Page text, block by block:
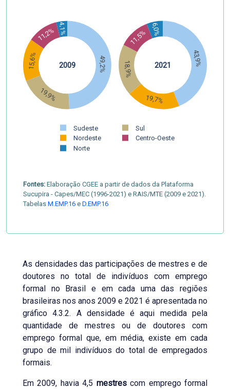
49,2%
19,9%
15,6%
11,2%4,1%
43,9%
19,7%
18,9%
11,5% 6,0%
Sudeste
Sul
Nordeste
Centro-Oeste
Norte
2009 2021
Fontes: Elaboração CGEE a partir de dados da Plataforma
Sucupira - Capes/MEC (1996-2021) e RAIS/MTE (2009 e 2021).
Tabelas M.EMP.16 e D.EMP.16
As densidades das participações de mestres e de
doutores no total de indivíduos com emprego
formal no Brasil e em cada uma das regiões
brasileiras nos anos 2009 e 2021 é apresentada no
gráfico 4.3.2. A densidade é aqui medida pela
quantidade de mestres ou de doutores com
emprego formal que, em média, existe em cada
grupo de mil indivíduos do total de empregados
formais.
Em 2009, havia 4,5 mestrescom emprego formal